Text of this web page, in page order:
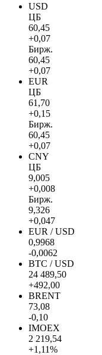
USD
ЦБ
60,45
+0,07
Бирж.
60,45
+0,07
EUR
ЦБ
61,70
+0,15
Бирж.
60,45
+0,07
CNY
ЦБ
9,005
+0,008
Бирж.
9,326
+0,047
EUR / USD
0,9968
-0,0062
BTC / USD
24 489,50
+492,00
BRENT
73,08
-0,10
IMOEX
2 219,54
+1,11%